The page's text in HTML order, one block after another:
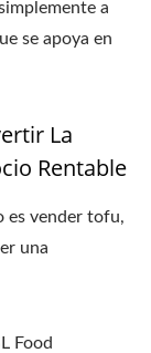
a
se apoya en
La
Rentable
es vender tofu,
una
Food